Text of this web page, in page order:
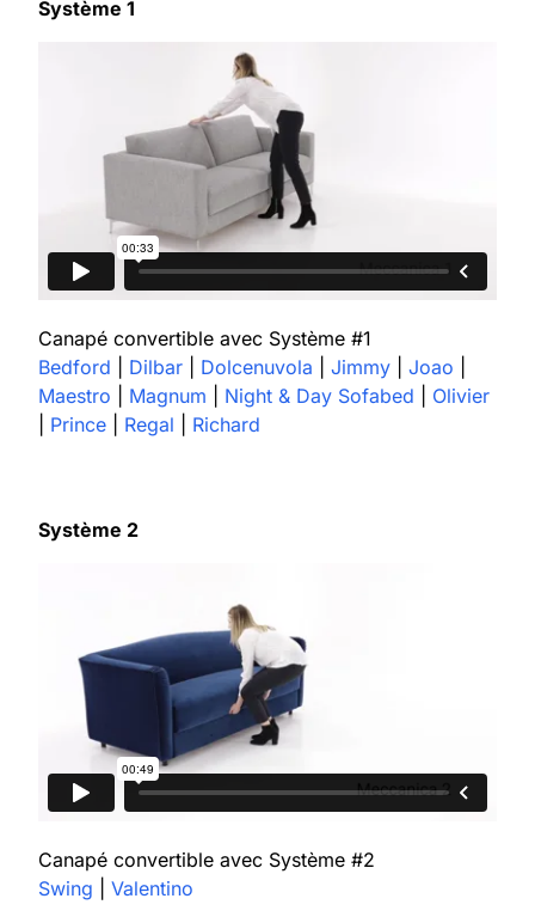
Système 1
Canapé convertible avec Système #1
Bedford
Dilbar Dolcenuvola Jimmy Joao
Maestro
Magnum Night & Day Sofabed
Olivier
Prince Regal Richard
Système 2
Canapé convertible avec Système #2
Swing
Valentino